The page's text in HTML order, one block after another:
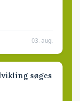
03. aug.
søges